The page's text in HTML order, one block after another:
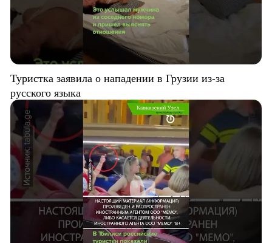
Туристка заявила о нападении в Грузии из-за
русского языка